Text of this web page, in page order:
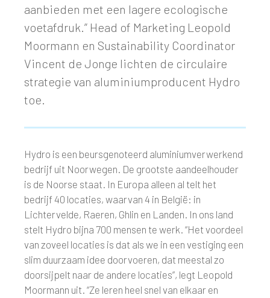
aanbieden met een lagere ecologische
voetafdruk.” Head of Marketing Leopold
Moormann en Sustainability Coordinator
Vincent de Jonge lichten de circulaire
strategie van aluminiumproducent Hydro
toe.
Hydro is een beursgenoteerd aluminiumverwerkend
bedrijf uit Noorwegen. De grootste aandeelhouder
is de Noorse staat. In Europa alleen al telt het
bedrijf 40 locaties, waarvan 4 in België: in
Lichtervelde, Raeren, Ghlin en Landen. In ons land
stelt Hydro bijna 700 mensen te werk. “Het voordeel
van zoveel locaties is dat als we in een vestiging een
slim duurzaam idee doorvoeren, dat meestal zo
doorsijpelt naar de andere locaties”, legt Leopold
Moormann uit. “Ze leren heel snel van elkaar en